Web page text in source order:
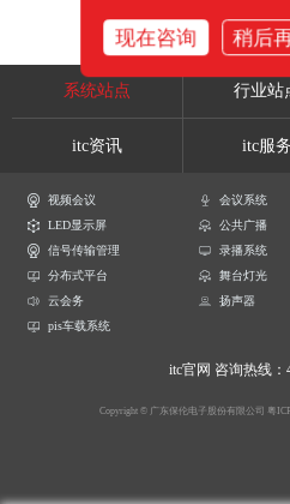
系统站点 行业站
itc资讯 itc服务
视频会议 会议系统
LED显示屏
公共广播
信号传输管理
录播系统
分布式平台
舞台灯光
云会务
扬声器
pis车载系统
itc官网 咨询热线：
Copyright © 广东保伦电子股份有限公司 粤
现在咨询 稍后